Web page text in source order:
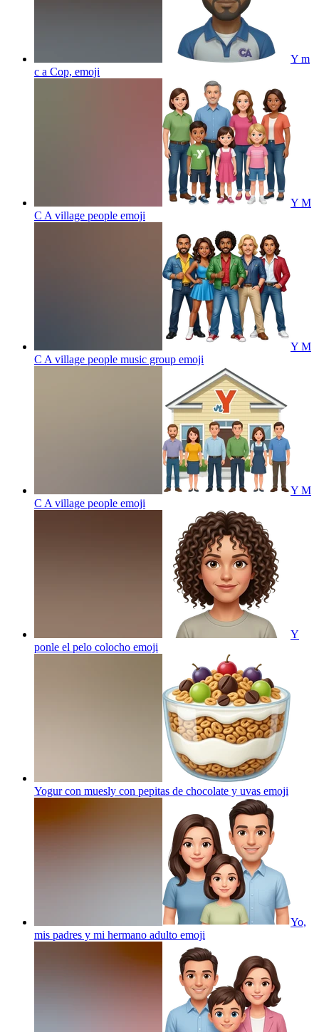
Y m
c a Cop, emoji
Y M
C A village people emoji
Y M
C A village people music group emoji
Y M
C A village people emoji
Y
ponle el pelo colocho emoji
Yogur con muesly con pepitas de chocolate y uvas emoji
Yo,
mis padres y mi hermano adulto emoji